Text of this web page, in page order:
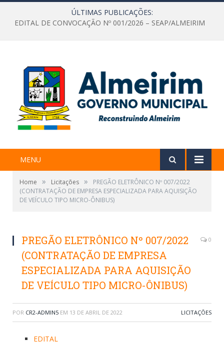
ÚLTIMAS PUBLICAÇÕES:
EDITAL DE CONVOCAÇÃO Nº 001/2026 – SEAP/ALMEIRIM
MENU
Home » Licitações »
PREGÃO ELETRÔNICO Nº 007/2022
(CONTRATAÇÃO DE EMPRESA ESPECIALIZADA PARA AQUISIÇÃO
DE VEÍCULO TIPO MICRO-ÔNIBUS)
PREGÃO ELETRÔNICO Nº 007/2022
(CONTRATAÇÃO DE EMPRESA
ESPECIALIZADA PARA AQUISIÇÃO
DE VEÍCULO TIPO MICRO-ÔNIBUS)
0
POR CR2-ADMIN5 EM 13 DE ABRIL DE 2022 LICITAÇÕES
EDITAL